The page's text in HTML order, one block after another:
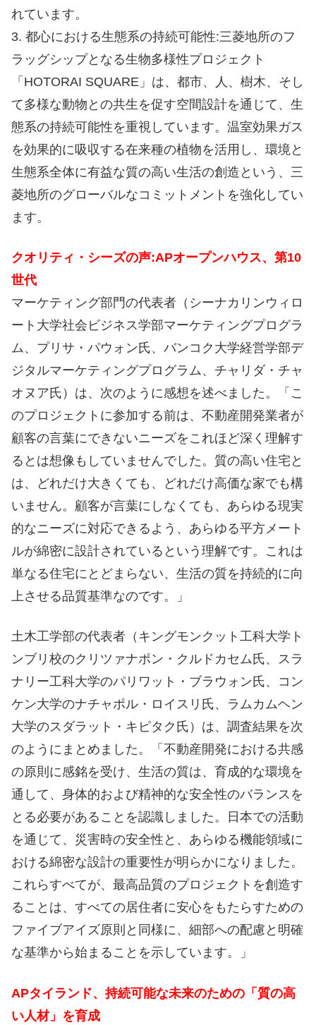
れています。
3. 都心における生態系の持続可能性:三菱地所のフ
ラッグシップとなる生物多様性プロジェクト
「HOTORAI SQUARE」は、都市、人、樹木、そし
て多様な動物との共生を促す空間設計を通じて、生
態系の持続可能性を重視しています。温室効果ガス
を効果的に吸収する在来種の植物を活用し、環境と
生態系全体に有益な質の高い生活の創造という、三
菱地所のグローバルなコミットメントを強化してい
ます。
クオリティ・シーズの声:APオープンハウス、第10
世代
マーケティング部門の代表者（シーナカリンウィロ
ート大学社会ビジネス学部マーケティングプログラ
ム、プリサ・パウォン氏、バンコク大学経営学部デ
ジタルマーケティングプログラム、チャリダ・チャ
オヌア氏）は、次のように感想を述べました。「こ
のプロジェクトに参加する前は、不動産開発業者が
顧客の言葉にできないニーズをこれほど深く理解す
るとは想像もしていませんでした。質の高い住宅と
は、どれだけ大きくても、どれだけ高価な家でも構
いません。顧客が言葉にしなくても、あらゆる現実
的なニーズに対応できるよう、あらゆる平方メート
ルが綿密に設計されているという理解です。これは
単なる住宅にとどまらない、生活の質を持続的に向
上させる品質基準なのです。」
土木工学部の代表者（キングモンクット工科大学ト
ンブリ校のクリツァナポン・クルドカセム氏、スラ
ナリー工科大学のパリワット・ブラウォン氏、コン
ケン大学のナチャポル・ロイスリ氏、ラムカムヘン
大学のスダラット・キピタク氏）は、調査結果を次
のようにまとめました。「不動産開発における共感
の原則に感銘を受け、生活の質は、育成的な環境を
通して、身体的および精神的な安全性のバランスを
とる必要があることを認識しました。日本での活動
を通じて、災害時の安全性と、あらゆる機能領域に
おける綿密な設計の重要性が明らかになりました。
これらすべてが、最高品質のプロジェクトを創造す
ることは、すべての居住者に安心をもたらすための
ファイブアイズ原則と同様に、細部への配慮と明確
な基準から始まることを示しています。」
APタイランド、持続可能な未来のための「質の高
い人材」を育成